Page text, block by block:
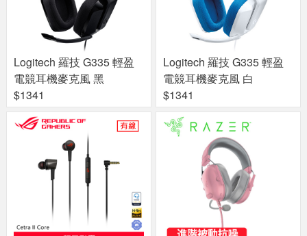
Logitech 羅技 G335 輕盈
電競耳機麥克風 黑
$1341
Logitech 羅技 G335 輕盈
電競耳機麥克風 白
$1341